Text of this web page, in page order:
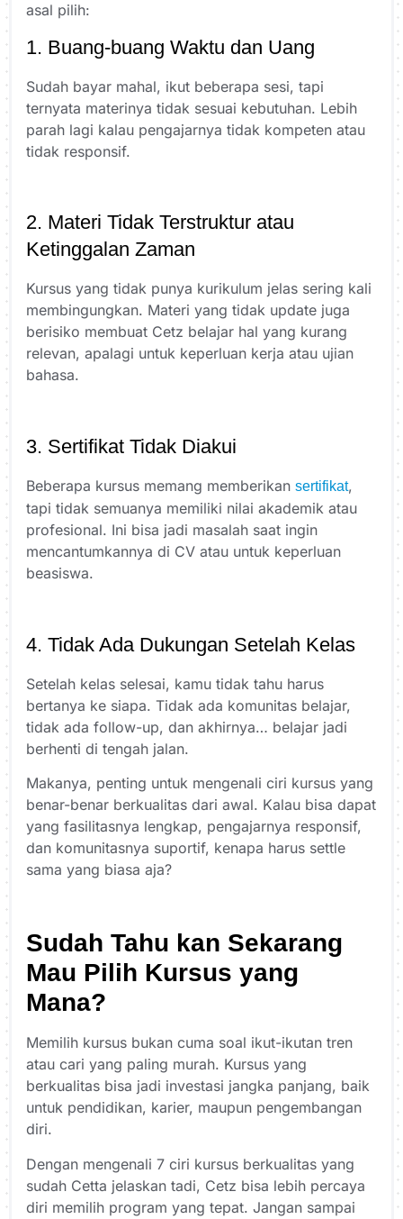
asal pilih:
1. Buang-buang Waktu dan Uang
Sudah bayar mahal, ikut beberapa sesi, tapi
ternyata materinya tidak sesuai kebutuhan. Lebih
parah lagi kalau pengajarnya tidak kompeten atau
tidak responsif.
2. Materi Tidak Terstruktur atau
Ketinggalan Zaman
Kursus yang tidak punya kurikulum jelas sering kali
membingungkan. Materi yang tidak update juga
berisiko membuat Cetz belajar hal yang kurang
relevan, apalagi untuk keperluan kerja atau ujian
bahasa.
3. Sertifikat Tidak Diakui
Beberapa kursus memang memberikan sertifikat,
tapi tidak semuanya memiliki nilai akademik atau
profesional. Ini bisa jadi masalah saat ingin
mencantumkannya di CV atau untuk keperluan
beasiswa.
4. Tidak Ada Dukungan Setelah Kelas
Setelah kelas selesai, kamu tidak tahu harus
bertanya ke siapa. Tidak ada komunitas belajar,
tidak ada follow-up, dan akhirnya… belajar jadi
berhenti di tengah jalan.
Makanya, penting untuk mengenali ciri kursus yang
benar-benar berkualitas dari awal. Kalau bisa dapat
yang fasilitasnya lengkap, pengajarnya responsif,
dan komunitasnya suportif, kenapa harus settle
sama yang biasa aja?
Sudah Tahu kan Sekarang
Mau Pilih Kursus yang
Mana?
Memilih kursus bukan cuma soal ikut-ikutan tren
atau cari yang paling murah. Kursus yang
berkualitas bisa jadi investasi jangka panjang, baik
untuk pendidikan, karier, maupun pengembangan
diri.
Dengan mengenali 7 ciri kursus berkualitas yang
sudah Cetta jelaskan tadi, Cetz bisa lebih percaya
diri memilih program yang tepat. Jangan sampai